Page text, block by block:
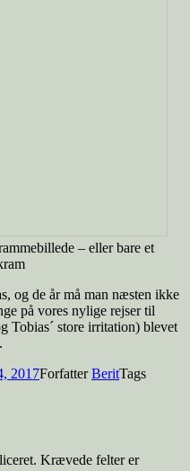
– eller bare et
og de år må man næsten ikke
på vores nylige rejser til
Tobias´ store irritation) blevet
2017ForfatterBeritTags
Krævede felter er